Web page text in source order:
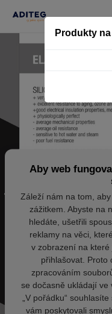
Produkty
Aby web
Záleží nám na tom,
zážitkem. Abyste na
hledáte, ušetřili
reklamy na věci,
v zobrazení na
přihlašovat. Proto
zpracováním
se dočasně ukládají ve
„V pořádku“
vám poskytovali